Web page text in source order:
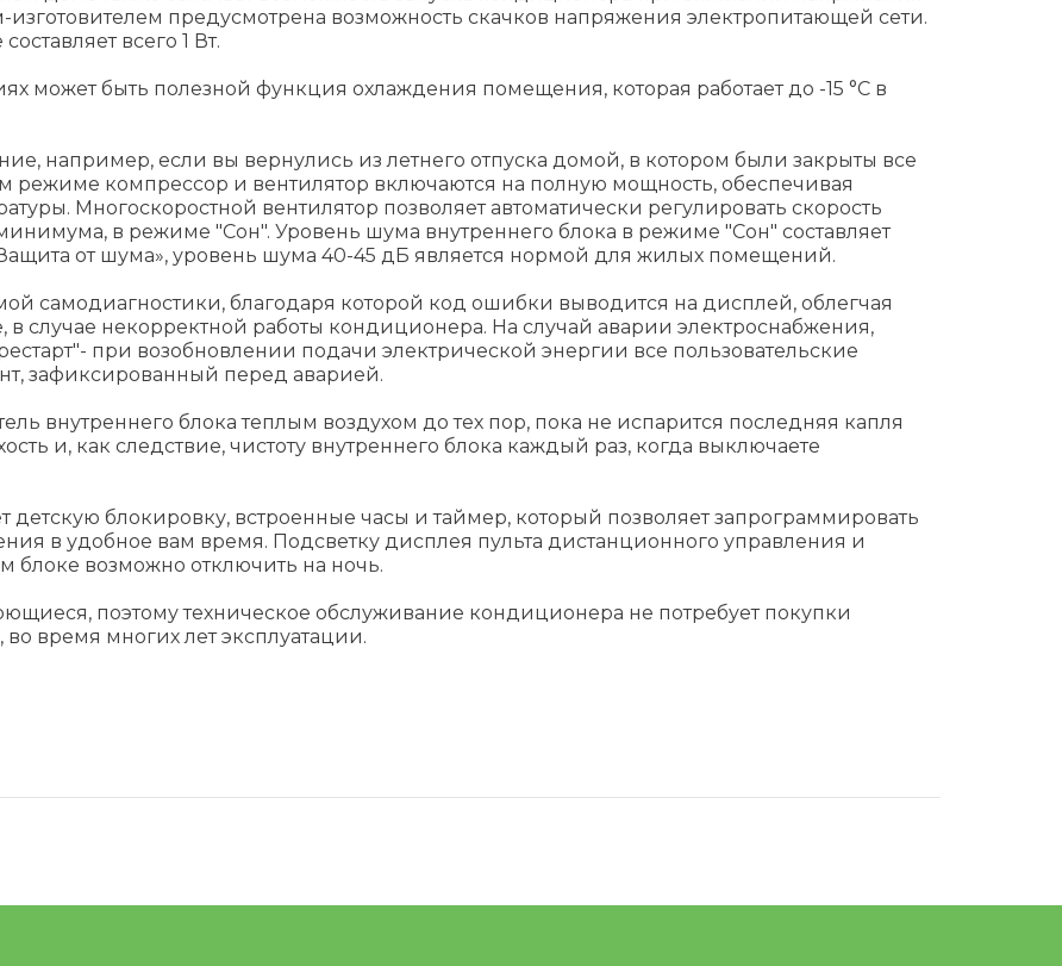
изготовителем предусмотрена возможность скачков напряжения электропитающей сети.
всего 1 Вт.
может быть полезной функция охлаждения помещения, которая работает до -15 °С в
например, если вы вернулись из летнего отпуска домой, в котором были закрыты все
режиме компрессор и вентилятор включаются на полную мощность, обеспечивая
Многоскоростной вентилятор позволяет автоматически регулировать скорость
в режиме "Сон". Уровень шума внутреннего блока в режиме "Сон" составляет
от шума», уровень шума 40-45 дБ является нормой для жилых помещений.
самодиагностики, благодаря которой код ошибки выводится на дисплей, облегчая
случае некорректной работы кондиционера. На случай аварии электроснабжения,
при возобновлении подачи электрической энергии все пользовательские
зафиксированный перед аварией.
внутреннего блока теплым воздухом до тех пор, пока не испарится последняя капля
и, как следствие, чистоту внутреннего блока каждый раз, когда выключаете
блокировку, встроенные часы и таймер, который позволяет запрограммировать
в удобное вам время. Подсветку дисплея пульта дистанционного управления и
возможно отключить на ночь.
поэтому техническое обслуживание кондиционера не потребует покупки
время многих лет эксплуатации.